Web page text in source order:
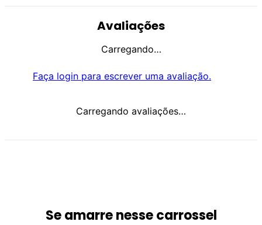
Avaliações
Carregando…
Faça login para escrever uma avaliação.
Carregando avaliações…
Se amarre nesse carrossel